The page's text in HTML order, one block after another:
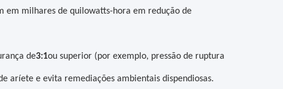
em milhares de quilowatts-hora em redução de
de3:1ou superior (por exemplo, pressão de ruptura
aríete e evita remediações ambientais dispendiosas.